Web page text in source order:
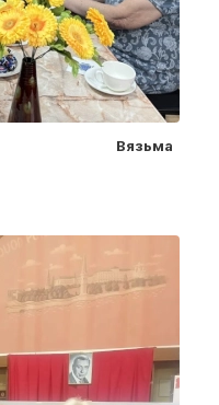
Вязьма